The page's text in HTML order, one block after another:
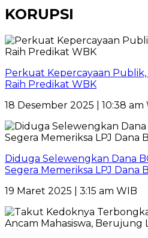
KORUPSI
Perkuat Kepercayaan Publik,
Raih Predikat WBK
18 Desember 2025 | 10:38 am
Diduga Selewengkan Dana
Segera Memeriksa LPJ Dana
19 Maret 2025 | 3:15 am WIB